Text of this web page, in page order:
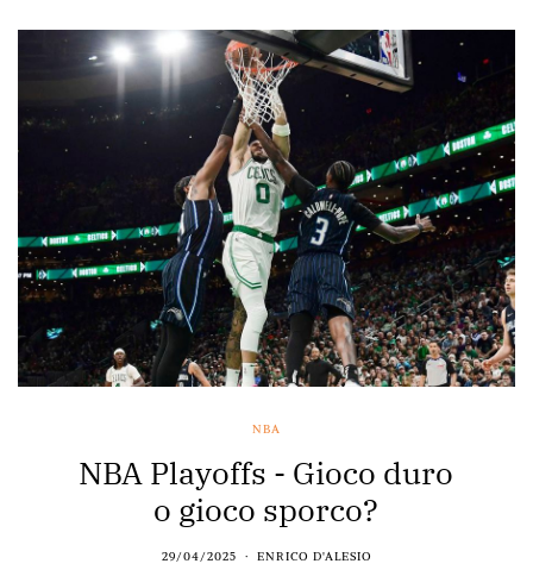
NBA
NBA Playoffs - Gioco duro
o gioco sporco?
29/04/2025 ENRICO D'ALESIO